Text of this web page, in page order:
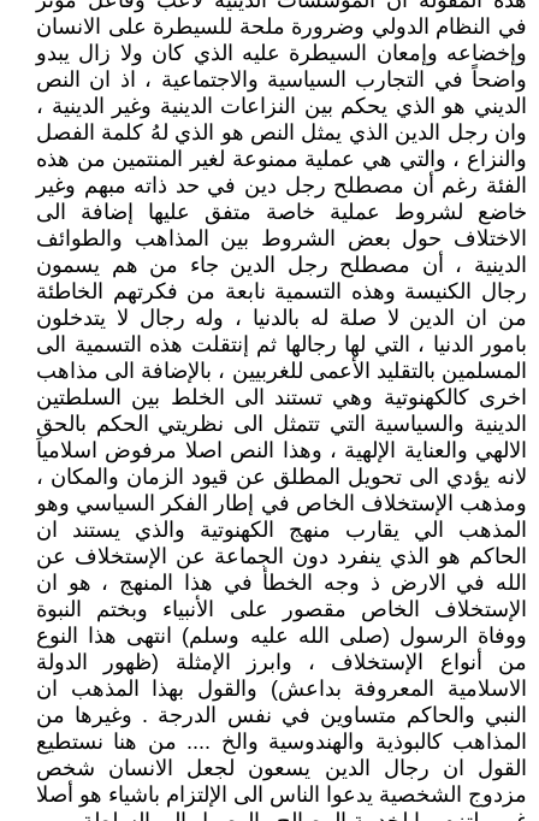
في النظام الدولي وضرورة ملحة للسيطرة على الانسان
وإخضاعه وإمعان السيطرة عليه الذي كان ولا زال يبدو
واضحاً في التجارب السياسية والاجتماعية ، اذ ان النص
الديني هو الذي يحكم بين النزاعات الدينية وغير الدينية ،
وان رجل الدين الذي يمثل النص هو الذي لهُ كلمة الفصل
والنزاع ، والتي هي عملية ممنوعة لغير المنتمين من هذه
الفئة رغم أن مصطلح رجل دين في حد ذاته مبهم وغير
خاضع لشروط عملية خاصة متفق عليها إضافة الى
الاختلاف حول بعض الشروط بين المذاهب والطوائف
الدينية ، أن مصطلح رجل الدين جاء من هم يسمون
رجال الكنيسة وهذه التسمية نابعة من فكرتهم الخاطئة
من ان الدين لا صلة له بالدنيا ، وله رجال لا يتدخلون
بامور الدنيا ، التي لها رجالها ثم إنتقلت هذه التسمية الى
المسلمين بالتقليد الأعمى للغربيين ، بالإضافة الى مذاهب
اخرى كالكهنوتية وهي تستند الى الخلط بين السلطتين
الدينية والسياسية التي تتمثل الى نظريتي الحكم بالحق
الالهي والعناية الإلهية ، وهذا النص اصلا مرفوض اسلامياَ
لانه يؤدي الى تحويل المطلق عن قيود الزمان والمكان ،
ومذهب الإستخلاف الخاص في إطار الفكر السياسي وهو
المذهب الي يقارب منهج الكهنوتية والذي يستند ان
الحاكم هو الذي ينفرد دون الجماعة عن الإستخلاف عن
الله في الارض ذ وجه الخطأ في هذا المنهج ، هو ان
الإستخلاف الخاص مقصور على الأنبياء وبختم النبوة
ووفاة الرسول (صلى الله عليه وسلم) انتهى هذا النوع
من أنواع الإستخلاف ، وابرز الإمثلة (ظهور الدولة
الاسلامية المعروفة بداعش) والقول بهذا المذهب ان
النبي والحاكم متساوين في نفس الدرجة . وغيرها من
المذاهب كالبوذية والهندوسية والخ .... من هنا نستطيع
القول ان رجال الدين يسعون لجعل الانسان شخص
مزدوج الشخصية يدعوا الناس الى الإلتزام باشياء هو أصلا